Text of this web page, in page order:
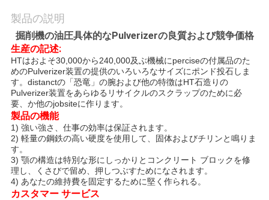
質
管
理
ニ
ュ
ー
ス
製品の説明
掘削機の油圧具体的なPulverizerの良質および競争価格
生産の記述:
HTはおよそ30,000から240,000及ぶ機械にperciseの付属品のた
めのPulverizer装置の提供のいろいろなサイズにポンド投石しま
す。distanctの「恐竜」の腕および他の特徴はHT石造りの
Pulverizer装置をあらゆるリサイクルのスクラップのために必
要、か他のjobsiteに作ります。
製品の機能
1) 強い強さ、仕事の効率は保証されます。
2) 軽量の鋼鉄の高い硬度を使用して、固体およびチリンと鳴りま
す。
3) 顎の構造は特別な形にしっかりとコンクリート ブロックを修
理し、くさびで留め、押しつぶすためになされます。
4) あなたの維持費を固定するために堅く作られる。
カスタマー サービス